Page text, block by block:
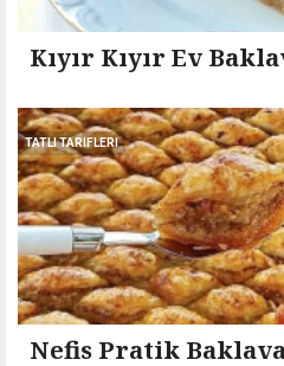
Kıyır Kıyır Ev
TATLI TARIFLERI
Nefis Pratik